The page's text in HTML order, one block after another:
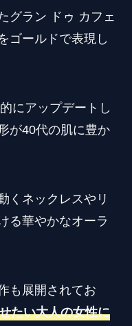
グラン ドゥ カフェ
ゴールドで表現し
にアップデートし
が40代の肌に豊か
くネックレスやリ
る華やかなオーラ
も展開されてお
たい大人の女性に